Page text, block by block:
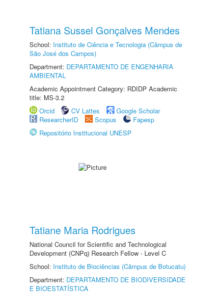
Tatiana Sussel Gonçalves Mendes
School: Instituto de Ciência e Tecnologia (Câmpus de
São José dos Campos)
Department: DEPARTAMENTO DE ENGENHARIA
AMBIENTAL
Academic Appointment Category: RDIDP Academic
title: MS-3.2
Orcid
CV Lattes
Google Scholar
ResearcherID
Scopus
Fapesp
Repositório Institucional UNESP
Tatiane Maria Rodrigues
National Council for Scientific and Technological
Development (CNPq) Research Fellow - Level C
School: Instituto de Biociências (Câmpus de Botucatu)
Department: DEPARTAMENTO DE BIODIVERSIDADE
E BIOESTATÍSTICA